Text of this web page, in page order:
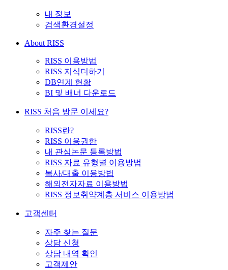
내 정보
검색환경설정
About RISS
RISS 이용방법
RISS 지식더하기
DB연계 현황
BI 및 배너 다운로드
RISS 처음 방문 이세요?
RISS란?
RISS 이용권한
내 관심논문 등록방법
RISS 자료 유형별 이용방법
복사/대출 이용방법
해외전자자료 이용방법
RISS 정보취약계층 서비스 이용방법
고객센터
자주 찾는 질문
상담 신청
상담 내역 확인
고객제안